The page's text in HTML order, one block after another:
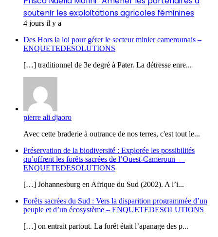
soutenir les exploitations agricoles féminines
4 jours il y a
Des Hors la loi pour gérer le secteur minier camerounais –
ENQUETEDESOLUTIONS
[…] traditionnel de 3e degré à Pater. La détresse enre...
pierre ali djaoro
Avec cette braderie à outrance de nos terres, c'est tout le...
Préservation de la biodiversité : Explorée les possibilités
qu’offrent les forêts sacrées de l’Ouest-Cameroun –
ENQUETEDESOLUTIONS
[…] Johannesburg en Afrique du Sud (2002). A l’i...
Forêts sacrées du Sud : Vers la disparition programmée d’un
peuple et d’un écosystème – ENQUETEDESOLUTIONS
[…] on entrait partout. La forêt était l’apanage des p...